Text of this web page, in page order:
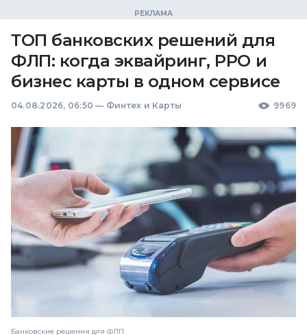
ТОП банковских решений для
ФЛП: когда эквайринг, РРО и
бизнес карты в одном сервисе
04.08.2026, 06:50 — Финтех и Карты 9969
Банковские решения для ФЛП